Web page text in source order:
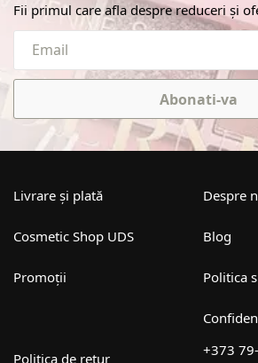
Fii primul care afla despre reduceri și
Abonati-va
Livrare și plată
Cosmetic Shop UDS
Promoții
Despre
Blog
Politica
Politica de retur +373